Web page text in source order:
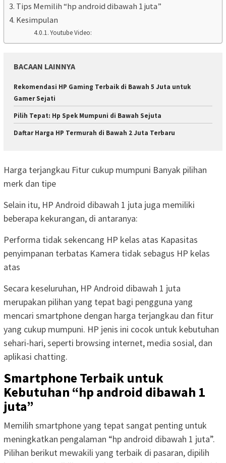
Tips Memilih “hp android dibawah 1 juta”
Kesimpulan
Youtube Video:
BACAAN LAINNYA
Rekomendasi HP Gaming Terbaik di Bawah 5 Juta untuk
Gamer Sejati
Pilih Tepat: Hp Spek Mumpuni di Bawah Sejuta
Daftar Harga HP Termurah di Bawah 2 Juta Terbaru
Harga terjangkau Fitur cukup mumpuni Banyak pilihan
merk dan tipe
Selain itu, HP Android dibawah 1 juta juga memiliki
beberapa kekurangan, di antaranya:
Performa tidak sekencang HP kelas atas Kapasitas
penyimpanan terbatas Kamera tidak sebagus HP kelas
atas
Secara keseluruhan, HP Android dibawah 1 juta
merupakan pilihan yang tepat bagi pengguna yang
mencari smartphone dengan harga terjangkau dan fitur
yang cukup mumpuni. HP jenis ini cocok untuk kebutuhan
sehari-hari, seperti browsing internet, media sosial, dan
aplikasi chatting.
Smartphone Terbaik untuk
Kebutuhan “hp android dibawah 1
juta”
Memilih smartphone yang tepat sangat penting untuk
meningkatkan pengalaman “hp android dibawah 1 juta”.
Pilihan berikut mewakili yang terbaik di pasaran, dipilih